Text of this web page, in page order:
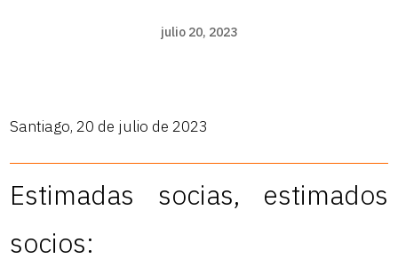
julio 20, 2023
Santiago, 20 de julio de 2023
Estimadas socias, estimados
socios: